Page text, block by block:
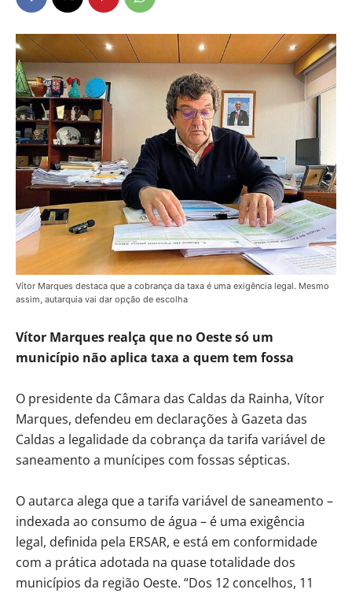
Vítor Marques destaca que a cobrança da taxa é uma exigência legal. Mesmo
assim, autarquia vai dar opção de escolha
Vítor Marques realça que no Oeste só um
município não aplica taxa a quem tem fossa
O presidente da Câmara das Caldas da Rainha, Vítor
Marques, defendeu em declarações à Gazeta das
Caldas a legalidade da cobrança da tarifa variável de
saneamento a munícipes com fossas sépticas.
O autarca alega que a tarifa variável de saneamento –
indexada ao consumo de água – é uma exigência
legal, definida pela ERSAR, e está em conformidade
com a prática adotada na quase totalidade dos
municípios da região Oeste. “Dos 12 concelhos, 11